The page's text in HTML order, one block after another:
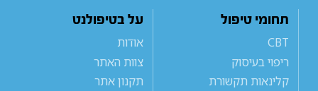
תחומי טיפול
CBT
ריפוי בעיסוק
קלינאות תקשורת
על בטיפולנט
אודות
צוות האתר
תקנון אתר